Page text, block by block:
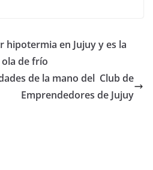
en Jujuy y es la
de frío
de la mano del Club de
Emprendedores de Jujuy